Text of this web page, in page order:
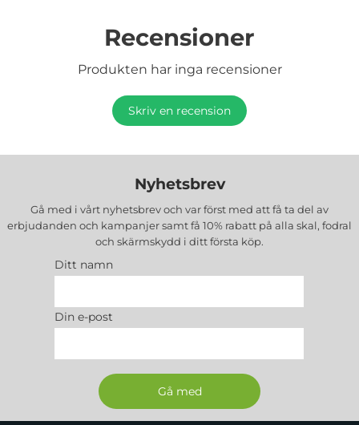
Recensioner
Produkten har inga recensioner
Skriv en recension
Nyhetsbrev
Gå med i vårt nyhetsbrev och var först med att få ta del av
erbjudanden och kampanjer samt få 10% rabatt på alla skal, fodral
och skärmskydd i ditt första köp.
Ditt namn
Din e-post